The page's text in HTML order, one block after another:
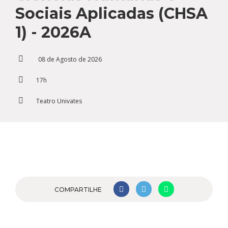
de Idiomas
& Você - Comunidade
Gustavo Adolfo
Sociais Aplicadas (CHSA
1) - 2026A
08 de Agosto de 2026
17h
Teatro Univates
COMPARTILHE